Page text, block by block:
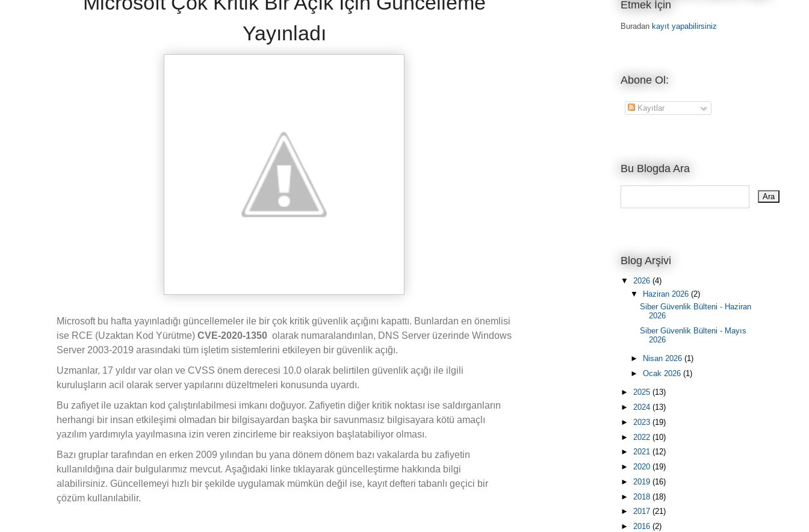
Yayınladı
Microsoft bu hafta yayınladığı güncellemeler ile bir çok kritik güvenlik açığını kapattı. Bunlardan en önemlisi
ise RCE (Uzaktan Kod Yürütme) CVE-2020-1350 olarak numaralandırılan, DNS Server üzerinde Windows
Server 2003-2019 arasındaki tüm işletim sistemlerini etkileyen bir güvenlik açığı.
Uzmanlar, 17 yıldır var olan ve CVSS önem derecesi 10.0 olarak belirtilen güvenlik açığı ile ilgili
kuruluşların acil olarak server yapılarını düzeltmeleri konusunda uyardı.
Bu zafiyet ile uzaktan kod çalıştırılabilmesi imkanı doğuyor. Zafiyetin diğer kritik noktası ise saldırganların
herhangi bir insan etkileşimi olmadan bir bilgisayardan başka bir savunmasız bilgisayara kötü amaçlı
yazılım yardımıyla yayılmasına izin veren zincirleme bir reaksiyon başlatabiliyor olması.
Bazı gruplar tarafından en erken 2009 yılından bu yana dönem dönem bazı vakalarda bu zafiyetin
kullanıldığına dair bulgularımız mevcut. Aşağıdaki linke tıklayarak güncelleştirme hakkında bilgi
alabilirsiniz. Güncellemeyi hızlı bir şekilde uygulamak mümkün değil ise, kayıt defteri tabanlı geçici bir
çözüm kullanılabilir.
Etmek İçin
Buradan kayıt yapabilirsiniz
Abone Ol:
Kayıtlar
Bu Blogda Ara
Blog Arşivi
▼ 2026 (4)
▼
Haziran 2026 (2)
Siber Güvenlik Bülteni - Haziran
2026
Siber Güvenlik Bülteni - Mayıs
2026
► Nisan 2026 (1)
► Ocak 2026 (1)
► 2025 (13)
► 2024 (13)
► 2023 (19)
► 2022 (10)
► 2021 (12)
► 2020 (19)
► 2019 (16)
► 2018 (18)
► 2017 (21)
► 2016 (2)